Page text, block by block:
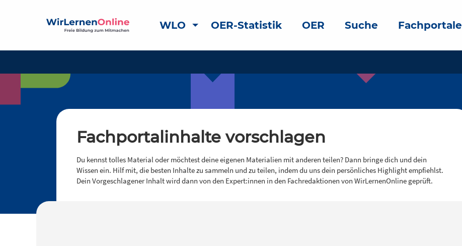
WLO OER-Statistik OER Suche Fachportale
Fachportalinhalte vorschlagen
Du kennst tolles Material oder möchtest deine eigenen Materialien mit anderen teilen? Dann bringe dich und dein
Wissen ein. Hilf mit, die besten Inhalte zu sammeln und zu teilen, indem du uns dein persönliches Highlight empfiehlst.
Dein Vorgeschlagener Inhalt wird dann von den Expert:innen in den Fachredaktionen von WirLernenOnline geprüft.